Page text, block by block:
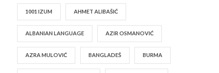
1001 IZUM AHMET ALIBAŠIĆ
ALBANIAN LANGUAGE AZIR OSMANOVIĆ
AZRA MULOVIĆ BANGLADEŠ BURMA